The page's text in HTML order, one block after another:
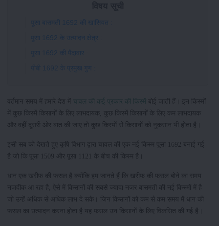
पूसा बासमती 1692 की खासियत :
पूसा 1692 के उत्पादन क्षेत्र :
पूसा 1692 की पैदावार :
पीबी 1692 के प्रमुख गुण :
वर्तमान समय में हमारे देश में चावल की कई प्रकार की किस्में
बोई जाती हैं। इन किस्मों
में कुछ किस्में किसानों के लिए लाभदायक, कुछ किस्में किसानों के लिए कम लाभदायक
और वहीं दूसरी ओर बात की जाए तो कुछ किस्मों से किसानों को नुकसान भी होता है।
इसी सब को देखते हुए कृषि विभाग द्वारा चावल की एक नई किस्म पूसा 1692 बनाई गई
है जो कि पूसा 1509 और पूसा 1121 के बीच की किस्म है।
धान एक खरीफ की फसल है क्योंकि हम जानते हैं कि खरीफ की फसल बोने का समय
नजदीक आ रहा है, ऐसे में किसानों की सबसे ज्यादा नजर बासमती की नई किस्मों में है
जो उन्हें अधिक से अधिक लाभ दे सके। जिन किसानों को कम से कम समय में धान की
फसल का उत्पादन करना होता है यह फसल उन किसानों के लिए विकसित की गई है।